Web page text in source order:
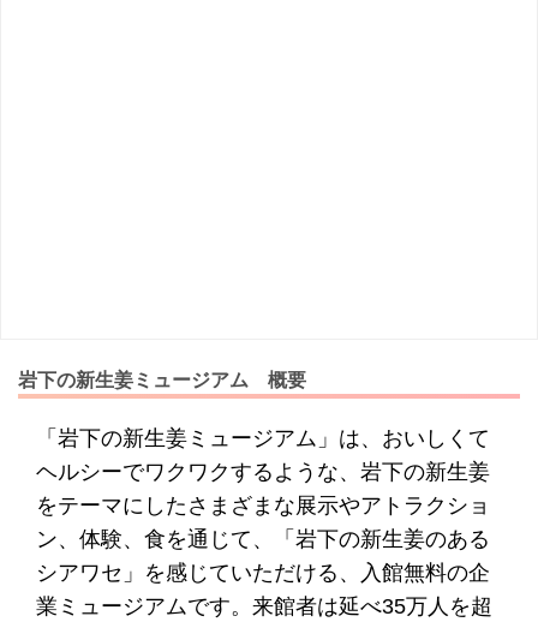
岩下の新生姜ミュージアム 概要
「岩下の新生姜ミュージアム」は、おいしくて
ヘルシーでワクワクするような、岩下の新生姜
をテーマにしたさまざまな展示やアトラクショ
ン、体験、食を通じて、「岩下の新生姜のある
シアワセ」を感じていただける、入館無料の企
業ミュージアムです。来館者は延べ35万人を超